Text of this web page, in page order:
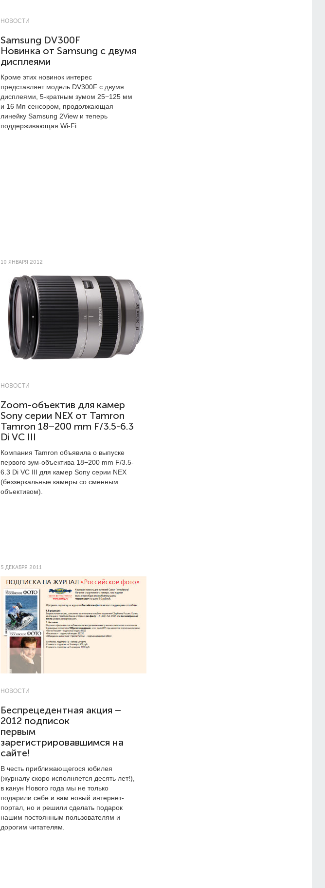
НОВОСТИ
Samsung DV300F
Новинка от Samsung с двумя
дисплеями
Кроме этих новинок интерес
представляет модель DV300F с двумя
дисплеями, 5-кратным зумом 25−125 мм
и 16 Мп сенсором, продолжающая
линейку Samsung 2View и теперь
поддерживающая Wi-Fi.
10 ЯНВАРЯ 2012
НОВОСТИ
Zoom-объектив для камер
Sony серии NEX от Tamron
Tamron 18−200 mm F/3.5-6.3
Di VC III
Компания Tamron объявила о выпуске
первого зум-объектива 18−200 mm F/3.5-
6.3 Di VC III для камер Sony серии NEX
(беззеркальные камеры со сменным
объективом).
5 ДЕКАБРЯ 2011
НОВОСТИ
Беспрецедентная акция –
2012 подписок
первым
зарегистрировавшимся на
сайте!
В честь приближающегося юбилея
(журналу скоро исполняется десять лет!),
в канун Нового года мы не только
подарили себе и вам новый интернет-
портал, но и решили сделать подарок
нашим постоянным пользователям и
дорогим читателям.